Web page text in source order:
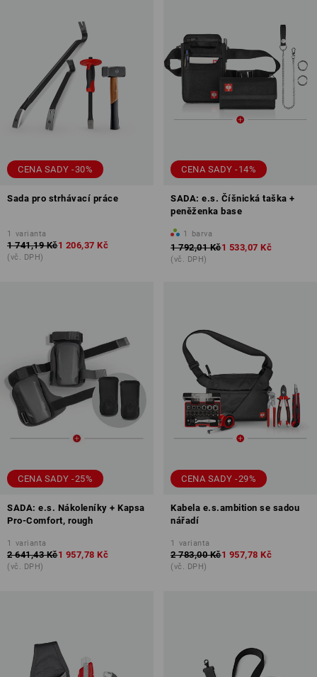
CENA SADY -30%
Sada pro strhávací práce
1 varianta
1 741,19 Kč1 206,37 Kč
(vč. DPH)
CENA SADY -14%
SADA: e.s. Číšnická taška +
peněženka base
1 barva
1 792,01 Kč1 533,07 Kč
(vč. DPH)
CENA SADY -25%
SADA: e.s. Nákoleníky + Kapsa
Pro-Comfort, rough
1 varianta
2 641,43 Kč1 957,78 Kč
(vč. DPH)
CENA SADY -29%
Kabela e.s.ambition se sadou
nářadí
1 varianta
2 783,00 Kč1 957,78 Kč
(vč. DPH)